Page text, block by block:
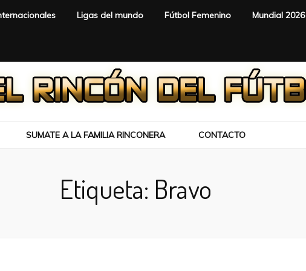
Ligas del mundo Fútbol Femenino Mundial 2026
SUMATE A LA FAMILIA RINCONERA CONTACTO
Etiqueta: Bravo